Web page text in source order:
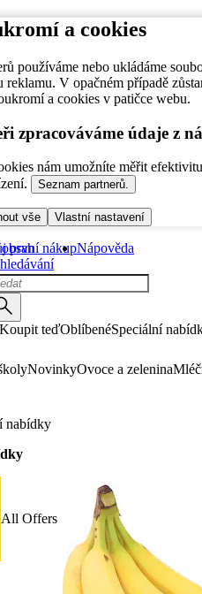
a cookies
používáme nebo ukládáme
reklamu. V opačném případě
a cookies v patičce webu.
zpracováváme údaje z
nám umožníte měřit
Seznam partnerů.
vše Vlastní nastavení
první nákupNápověda
Koupit teďOblíbenéSpeciální
NovinkyOvoce a zelenina
nabídky
All Offers